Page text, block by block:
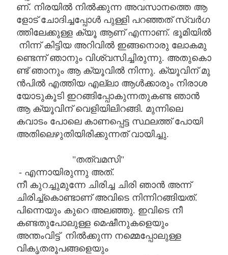
ണ്. നിരയിൽ നിൽക്കുന്ന അവസാനത്തെ ആ
ളോട് ചോദിച്ചപ്പോൾ പുള്ളി പറഞ്ഞത് സ്വർഗ
ത്തിലേക്കുള്ള ക്യൂ ആണ് എന്നാണ്. ഭൂമിയിൽ
നിന്ന് കിട്ടിയ അറിവിൽ ഇങ്ങനൊരു ലോകമു
ണ്ടെന്ന് ഞാനും വിശ്വസിച്ചിരുന്നു. അതുകൊ
ണ്ട് ഞാനും ആ ക്യൂവിൽ നിന്നു. ക്യൂവിന് മു
ൻപിൽ എത്തിയ എല്ലാ ആൾക്കാരും നിരാശ
യോടുകൂടി ഇറങ്ങിപ്പോകുന്നതുകണ്ട ഞാൻ
ആ ക്യൂവിന് വെളിയിലിറങ്ങി. മുന്നിലെ
കവാടം പോലെ കാണപ്പെട്ട സ്ഥലത്ത് പോയി
അതിലെഴുതിയിരിക്കുന്നത് വായിച്ചു.
"തത്വമസി"
- എന്നായിരുന്നു അത്.
നീ കുറച്ചുമുന്നേ ചിരിച്ച ചിരി ഞാൻ അന്ന്
ചിരിച്ച്കൊണ്ടാണ് അവിടെ നിന്നിറങ്ങിയത്.
പിന്നെയും കുറെ അലഞ്ഞു. ഇവിടെ നീ
കണ്ടതുപോലുള്ള മെഷീനുകളെയും
അന്തംവിട്ട് നിൽക്കുന്ന നമ്മെപ്പോലുള്ള
വികൃതരൂപങ്ങളെയും